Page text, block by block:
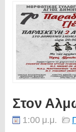
Στον
1:00 μ.μ.